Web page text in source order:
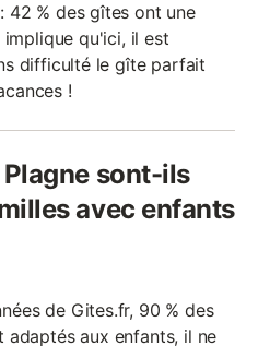
42 % des gîtes ont une
qu'ici, il est
difficulté le gîte parfait
!
Plagne sont-ils
avec enfants
de Gites.fr, 90 % des
adaptés aux enfants, il ne